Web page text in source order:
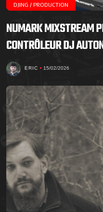
DJING / PRODUCTION
NUMARK MIXSTREAM
CONTRÔLEUR DJ
ERIC 15/02/2026